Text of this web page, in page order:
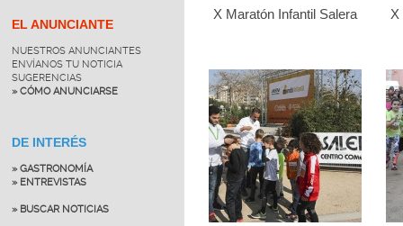
EL ANUNCIANTE
NUESTROS ANUNCIANTES
ENVÍANOS TU NOTICIA
SUGERENCIAS
» CÓMO ANUNCIARSE
DE INTERÉS
» GASTRONOMÍA
» ENTREVISTAS
» BUSCAR NOTICIAS
X Maratón Infantil Salera X